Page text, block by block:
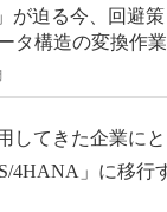
が迫る今、回避
タ構造の変換作
してきた企業に
4HANA」に移行